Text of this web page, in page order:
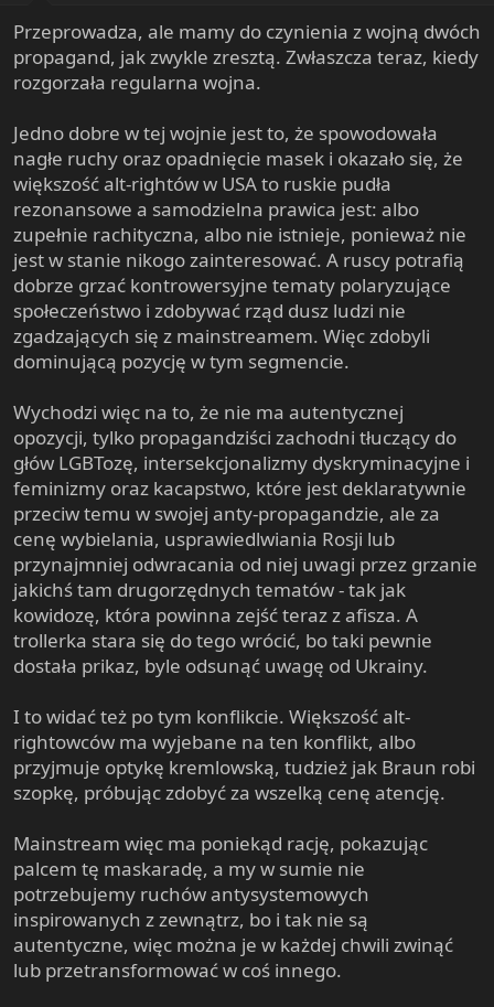
Przeprowadza, ale mamy do czynienia z wojną dwóch
propagand, jak zwykle zresztą. Zwłaszcza teraz, kiedy
rozgorzała regularna wojna.
Jedno dobre w tej wojnie jest to, że spowodowała
nagłe ruchy oraz opadnięcie masek i okazało się, że
większość alt-rightów w USA to ruskie pudła
rezonansowe a samodzielna prawica jest: albo
zupełnie rachityczna, albo nie istnieje, ponieważ nie
jest w stanie nikogo zainteresować. A ruscy potrafią
dobrze grzać kontrowersyjne tematy polaryzujące
społeczeństwo i zdobywać rząd dusz ludzi nie
zgadzających się z mainstreamem. Więc zdobyli
dominującą pozycję w tym segmencie.
Wychodzi więc na to, że nie ma autentycznej
opozycji, tylko propagandziści zachodni tłuczący do
głów LGBTozę, intersekcjonalizmy dyskryminacyjne i
feminizmy oraz kacapstwo, które jest deklaratywnie
przeciw temu w swojej anty-propagandzie, ale za
cenę wybielania, usprawiedlwiania Rosji lub
przynajmniej odwracania od niej uwagi przez grzanie
jakichś tam drugorzędnych tematów - tak jak
kowidozę, która powinna zejść teraz z afisza. A
trollerka stara się do tego wrócić, bo taki pewnie
dostała prikaz, byle odsunąć uwagę od Ukrainy.
I to widać też po tym konflikcie. Większość alt-
rightowców ma wyjebane na ten konflikt, albo
przyjmuje optykę kremlowską, tudzież jak Braun robi
szopkę, próbując zdobyć za wszelką cenę atencję.
Mainstream więc ma poniekąd rację, pokazując
palcem tę maskaradę, a my w sumie nie
potrzebujemy ruchów antysystemowych
inspirowanych z zewnątrz, bo i tak nie są
autentyczne, więc można je w każdej chwili zwinąć
lub przetransformować w coś innego.